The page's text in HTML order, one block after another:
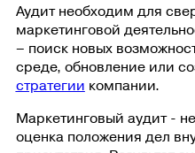
Аудит необходим для
маркетинговой
– поиск новых
среде, обновление или
стратегии компании.
Маркетинговый аудит -
оценка положения дел